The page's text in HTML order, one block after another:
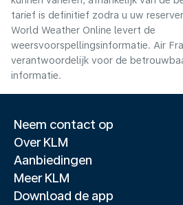
tarief is definitief zodra u uw
World Weather Online levert de
weersvoorspellingsinformatie. Air
verantwoordelijk voor de
informatie.
Neem contact op
Over KLM
Aanbiedingen
Meer KLM
Download de app